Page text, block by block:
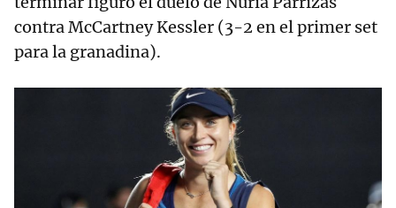
contra McCartney Kessler (3-2 en el primer set
para la granadina).